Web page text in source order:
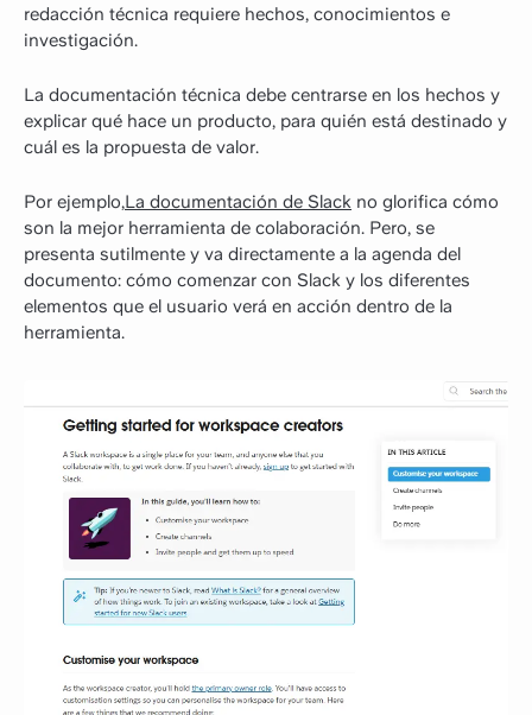
redacción técnica requiere hechos, conocimientos e
investigación.
La documentación técnica debe centrarse en los hechos y
explicar qué hace un producto, para quién está destinado y
cuál es la propuesta de valor.
Por ejemplo,La documentación de Slack no glorifica cómo
son la mejor herramienta de colaboración. Pero, se
presenta sutilmente y va directamente a la agenda del
documento: cómo comenzar con Slack y los diferentes
elementos que el usuario verá en acción dentro de la
herramienta.